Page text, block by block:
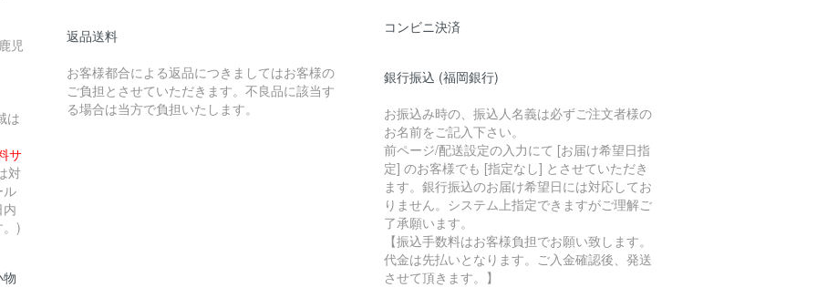
児
は
サ
対
ル
)
返品送料
お客様都合による返品につきましてはお客様の
ご負担とさせていただきます。不良品に該当す
る場合は当方で負担いたします。
コンビニ決済
銀行振込 (福岡銀行)
お振込み時の、振込人名義は必ずご注文者様の
お名前をご記入下さい。
前ページ/配送設定の入力にて [お届け希望日指
定] のお客様でも [指定なし] とさせていただき
ます。銀行振込のお届け希望日には対応してお
りません。システム上指定できますがご理解ご
了承願います。
【振込手数料はお客様負担でお願い致します。
代金は先払いとなります。ご入金確認後、発送
させて頂きます。】